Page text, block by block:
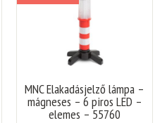
MNC Elakadásjelző lámpa –
mágneses – 6 piros LED –
elemes – 55760